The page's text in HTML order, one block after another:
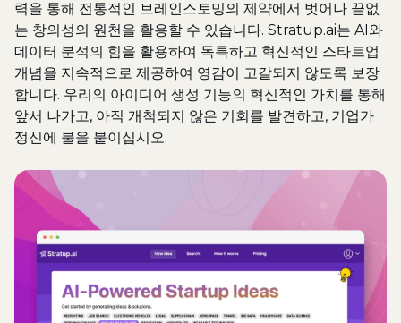
력을 통해 전통적인 브레인스토밍의 제약에서 벗어나 끝없
는 창의성의 원천을 활용할 수 있습니다. Stratup.ai는 AI와
데이터 분석의 힘을 활용하여 독특하고 혁신적인 스타트업
개념을 지속적으로 제공하여 영감이 고갈되지 않도록 보장
합니다. 우리의 아이디어 생성 기능의 혁신적인 가치를 통해
앞서 나가고, 아직 개척되지 않은 기회를 발견하고, 기업가
정신에 불을 붙이십시오.